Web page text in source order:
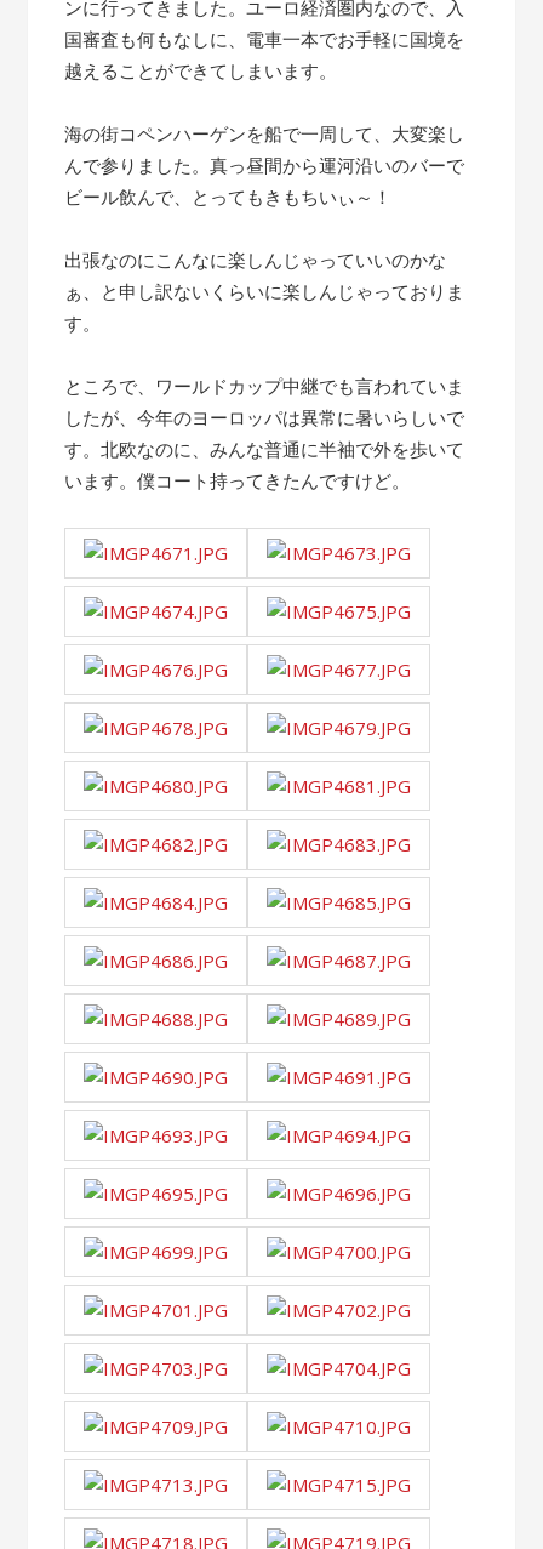
ンに行ってきました。ユーロ経済圏内なので、入
国審査も何もなしに、電車一本でお手軽に国境を
越えることができてしまいます。
海の街コペンハーゲンを船で一周して、大変楽し
んで参りました。真っ昼間から運河沿いのバーで
ビール飲んで、とってもきもちいぃ～！
出張なのにこんなに楽しんじゃっていいのかな
ぁ、と申し訳ないくらいに楽しんじゃっておりま
す。
ところで、ワールドカップ中継でも言われていま
したが、今年のヨーロッパは異常に暑いらしいで
す。北欧なのに、みんな普通に半袖で外を歩いて
います。僕コート持ってきたんですけど。